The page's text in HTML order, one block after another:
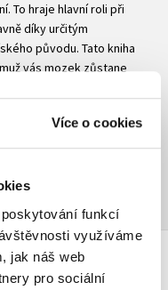
Více o cookies
funkcí
využíváme
jak náš web
pro sociální
To hraje hlavní roli při
díky určitým
původu. Tato kniha
vás mozek zůstane